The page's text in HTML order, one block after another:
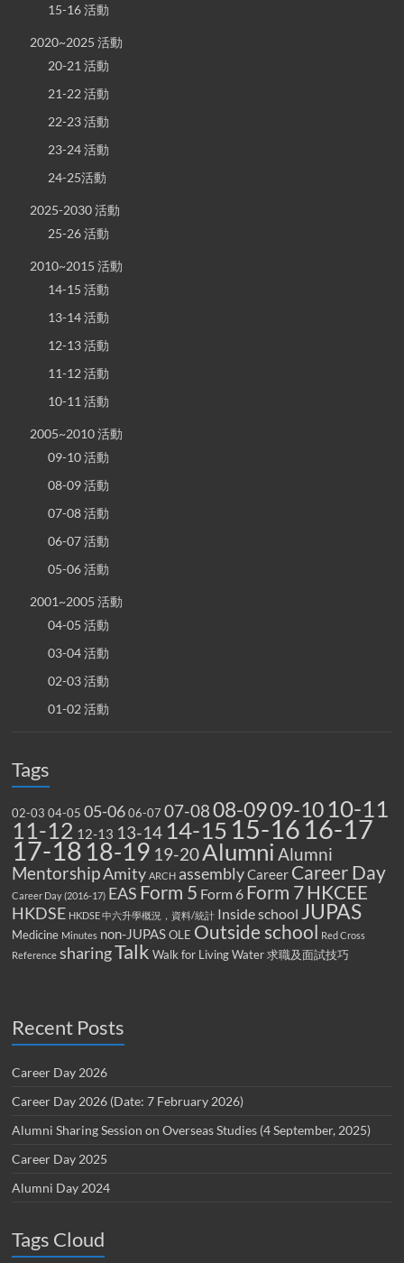
15-16 活動
2020~2025 活動
20-21 活動
21-22 活動
22-23 活動
23-24 活動
24-25活動
2025-2030 活動
25-26 活動
2010~2015 活動
14-15 活動
13-14 活動
12-13 活動
11-12 活動
10-11 活動
2005~2010 活動
09-10 活動
08-09 活動
07-08 活動
06-07 活動
05-06 活動
2001~2005 活動
04-05 活動
03-04 活動
02-03 活動
01-02 活動
Tags
02-03 04-05 05-06 06-07 07-0808-0909-10 10-11
11-12 12-13 13-14 14-15 15-16 16-17
17-18 18-19 19-20Alumni Alumni
MentorshipAmity ARCH assemblyCareer Career Day
Career Day (2016-17) EAS Form 5 Form 6 Form 7HKCEE
HKDSE HKDSE 中六升學概況，資料/統計 Inside school JUPAS
Medicine Minutes non-JUPAS OLE Outside school Red Cross
Reference sharingTalk Walk for Living Water 求職及面試技巧
Recent Posts
Career Day 2026
Career Day 2026 (Date: 7 February 2026)
Alumni Sharing Session on Overseas Studies (4 September, 2025)
Career Day 2025
Alumni Day 2024
Tags Cloud